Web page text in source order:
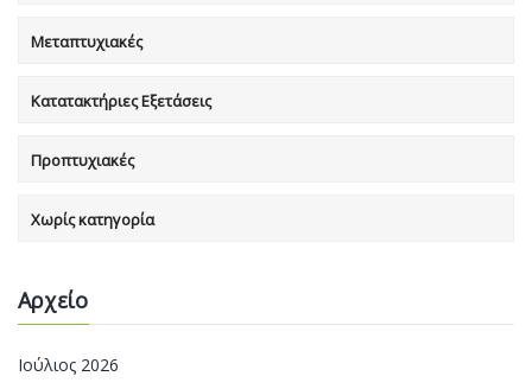
Μεταπτυχιακές
Κατατακτήριες Εξετάσεις
Προπτυχιακές
Χωρίς κατηγορία
Αρχείο
Ιούλιος 2026